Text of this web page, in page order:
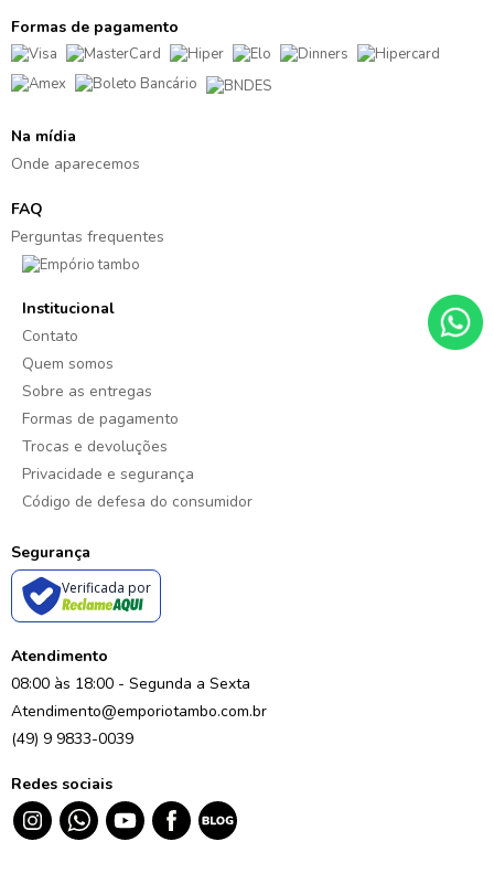
Formas de pagamento
Na mídia
Onde aparecemos
FAQ
Perguntas frequentes
Institucional
Contato
Quem somos
Sobre as entregas
Formas de pagamento
Trocas e devoluções
Privacidade e segurança
Código de defesa do consumidor
Segurança
Verificada por
Atendimento
08:00 às 18:00 - Segunda a Sexta
Atendimento@emporiotambo.com.br
(49) 9 9833-0039
Redes sociais